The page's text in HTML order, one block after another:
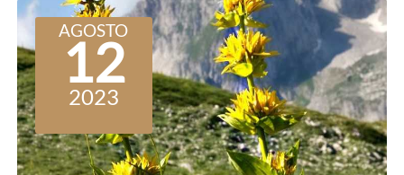
AGOSTO
12
2023